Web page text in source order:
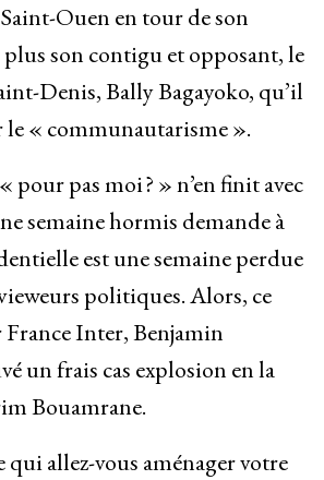
Ouen en tour de son
son contigu et opposant, le
Denis, Bally Bagayoko, qu’il
le « communautarisme ».
pour pas moi ? » n’en finit avec
semaine hormis demande à
est une semaine perdue
politiques. Alors, ce
Inter, Benjamin
un frais cas explosion en la
Bouamrane.
qui allez-vous aménager votre